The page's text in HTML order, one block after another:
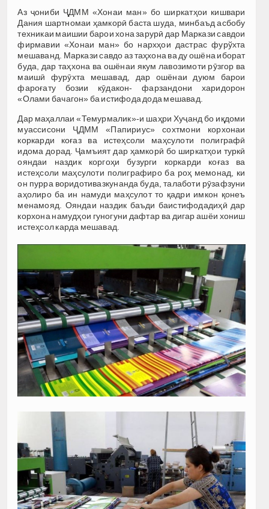
Аз ҷониби ҶДММ «Хонаи ман» бо ширкатҳои кишвари
Дания шартномаи ҳамкорӣ баста шуда, минбаъд асбобу
техникаи маишии барои хона зарурӣ дар Маркази савдои
фирмавии «Хонаи ман» бо нархҳои дастрас фурўхта
мешаванд. Маркази савдо аз таҳхона ва ду ошёна иборат
буда, дар таҳхона ва ошёнаи якум лавозимоти рӯзгор ва
маишӣ фурӯхта мешавад, дар ошёнаи дуюм барои
фароғату бозии кӯдакон- фарзандони харидорон
«Олами бачагон» ба истифода дода мешавад.
Дар маҳаллаи «Темурмалик»-и шаҳри Хуҷанд бо иқдоми
муассисони ҶДММ «Папириус» сохтмони корхонаи
коркарди коғаз ва истеҳсоли маҳсулоти полиграфӣ
идома дорад. Ҷамъият дар ҳамкорӣ бо ширкатҳои туркӣ
ояндаи наздик коргоҳи бузурги коркарди коғаз ва
истеҳсоли маҳсулоти полиграфиро ба роҳ мемонад, ки
он пурра воридотивазкунанда буда, талаботи рӯзафзуни
аҳолиро ба ин намуди маҳсулот то қадри имкон қонеъ
менамояд. Ояндаи наздик баъди баистифодадиҳӣ дар
корхона намудҳои гуногуни дафтар ва дигар ашёи хониш
истеҳсол карда мешавад.